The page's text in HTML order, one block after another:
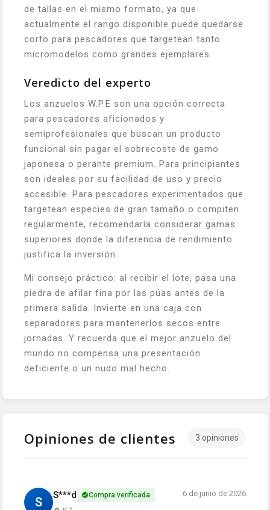
de tallas en el mismo formato, ya que
actualmente el rango disponible puede quedarse
corto para pescadores que targetean tanto
micromodelos como grandes ejemplares.
Veredicto del experto
Los anzuelos W.P.E son una opción correcta
para pescadores aficionados y
semiprofesionales que buscan un producto
funcional sin pagar el sobrecoste de gamo
japonesa o perante premium. Para principiantes
son ideales por su facilidad de uso y precio
accesible. Para pescadores experimentados que
targetean especies de gran tamaño o compiten
regularmente, recomendaría considerar gamas
superiores donde la diferencia de rendimiento
justifica la inversión.
Mi consejo práctico: al recibir el lote, pasa una
piedra de afilar fina por las púas antes de la
primera salida. Invierte en una caja con
separadores para mantenerlos secos entre
jornadas. Y recuerda que el mejor anzuelo del
mundo no compensa una presentación
deficiente o un nudo mal hecho.
Opiniones de clientes 3 opiniones
S S***d Compra verificada 6 de junio de 2026